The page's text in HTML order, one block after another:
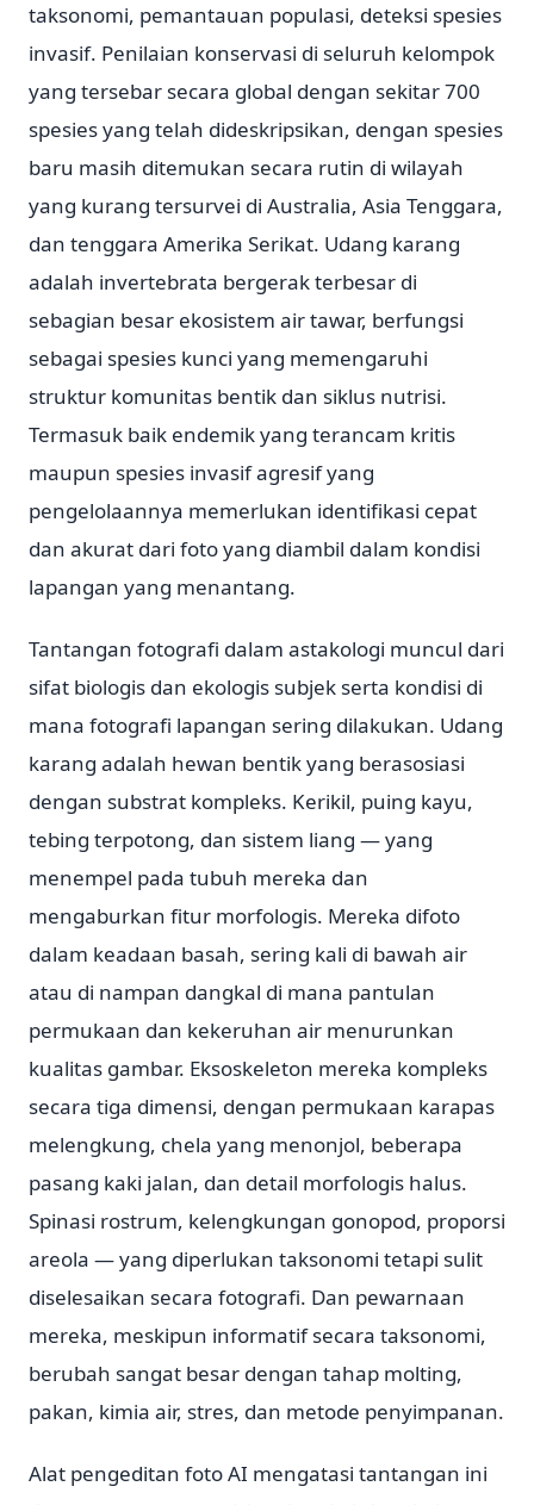
taksonomi, pemantauan populasi, deteksi spesies
invasif. Penilaian konservasi di seluruh kelompok
yang tersebar secara global dengan sekitar 700
spesies yang telah dideskripsikan, dengan spesies
baru masih ditemukan secara rutin di wilayah
yang kurang tersurvei di Australia, Asia Tenggara,
dan tenggara Amerika Serikat. Udang karang
adalah invertebrata bergerak terbesar di
sebagian besar ekosistem air tawar, berfungsi
sebagai spesies kunci yang memengaruhi
struktur komunitas bentik dan siklus nutrisi.
Termasuk baik endemik yang terancam kritis
maupun spesies invasif agresif yang
pengelolaannya memerlukan identifikasi cepat
dan akurat dari foto yang diambil dalam kondisi
lapangan yang menantang.
Tantangan fotografi dalam astakologi muncul dari
sifat biologis dan ekologis subjek serta kondisi di
mana fotografi lapangan sering dilakukan. Udang
karang adalah hewan bentik yang berasosiasi
dengan substrat kompleks. Kerikil, puing kayu,
tebing terpotong, dan sistem liang — yang
menempel pada tubuh mereka dan
mengaburkan fitur morfologis. Mereka difoto
dalam keadaan basah, sering kali di bawah air
atau di nampan dangkal di mana pantulan
permukaan dan kekeruhan air menurunkan
kualitas gambar. Eksoskeleton mereka kompleks
secara tiga dimensi, dengan permukaan karapas
melengkung, chela yang menonjol, beberapa
pasang kaki jalan, dan detail morfologis halus.
Spinasi rostrum, kelengkungan gonopod, proporsi
areola — yang diperlukan taksonomi tetapi sulit
diselesaikan secara fotografi. Dan pewarnaan
mereka, meskipun informatif secara taksonomi,
berubah sangat besar dengan tahap molting,
pakan, kimia air, stres, dan metode penyimpanan.
Alat pengeditan foto AI mengatasi tantangan ini